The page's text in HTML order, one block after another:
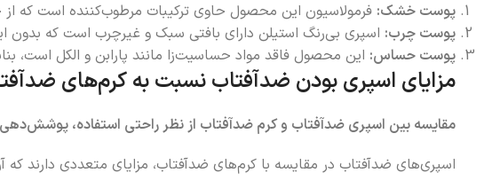
پوست خشک: فرمولاسیون این محصول حاوی ترکیبات مرطوب‌کننده است که
پوست چرب: اسپری بی‌رنگ استیلن دارای بافتی سبک و غیرچرب است که
پوست حساس: این محصول فاقد مواد حساسیت‌زا مانند پارابن و الکل
مزایای اسپری بودن ضدآفتاب نسبت به کرم‌های
مقایسه بین اسپری ضدآفتاب و کرم ضدآفتاب از نظر راحتی استفاده،
اسپری‌های ضدآفتاب در مقایسه با کرم‌های ضدآفتاب، مزایای متعددی دارند که